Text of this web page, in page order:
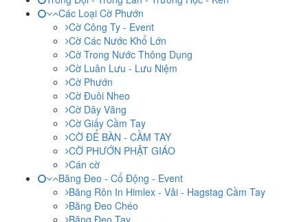
Các Loại Cờ Phướn
Cờ Công Ty - Event
Cờ Các Nước Khổ Lớn
Cờ Trong Nước Thông Dụng
Cờ Luân Lưu - Lưu Niệm
Cờ Phướn
Cờ Đuôi Nheo
Cờ Dây Văng
Cờ Giấy Cầm Tay
CỜ ĐỂ BÀN - CẦM TAY
CỜ PHƯỚN PHẬT GIÁO
Cán cờ
Băng Đeo - Cổ Động - Event
Băng Rôn In Himlex - Vải - Hagstag Cầm Tay
Băng Đeo Chéo
Băng Đeo Tay